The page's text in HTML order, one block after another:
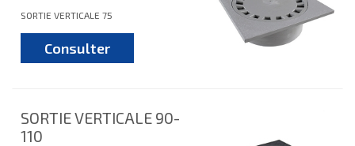
SORTIE VERTICALE 75
Consulter
SORTIE VERTICALE 90-
110